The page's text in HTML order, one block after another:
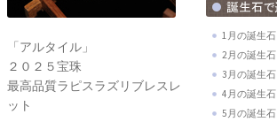
「アルタイル」
２０２５宝珠
最高品質ラピスラズリブレスレ
ット
1月の誕生石
2月の誕生石
3月の誕生石
4月の誕生石
5月の誕生石